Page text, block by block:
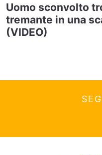
Uomo sconvolto
tremante in una
(VIDEO)